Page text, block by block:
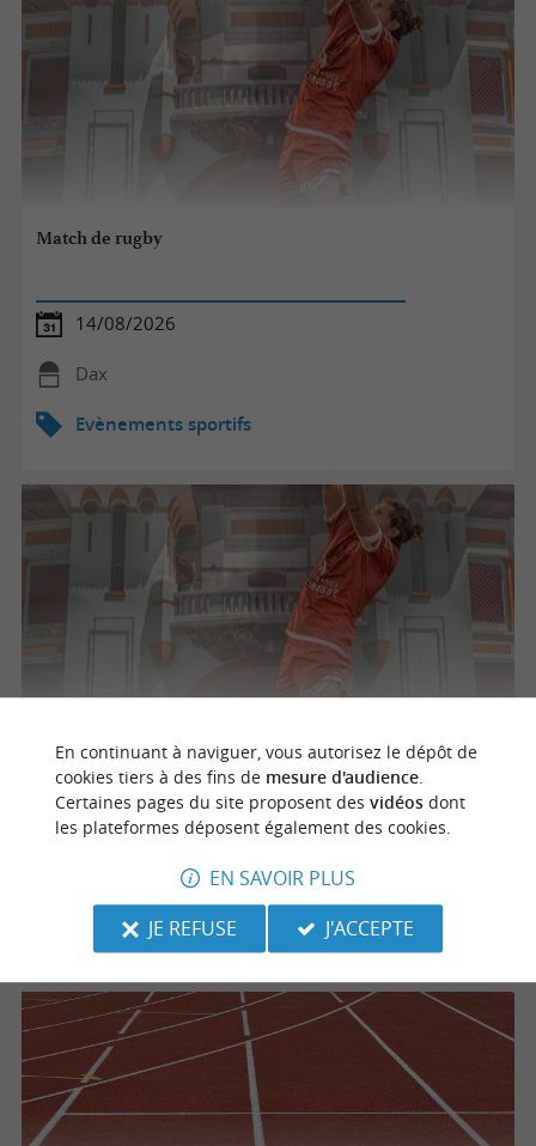
Match de rugby
14/08/2026
Dax
Evènements sportifs
Match de rugby
14/08/2026
Evènements sportifs
En continuant à naviguer, vous autorisez le dépôt de
cookies tiers à des fins de mesure d'audience.
Certaines pages du site proposent des vidéosdont
les plateformes déposent également des cookies.
EN SAVOIR PLUS
JE REFUSE
J'ACCEPTE